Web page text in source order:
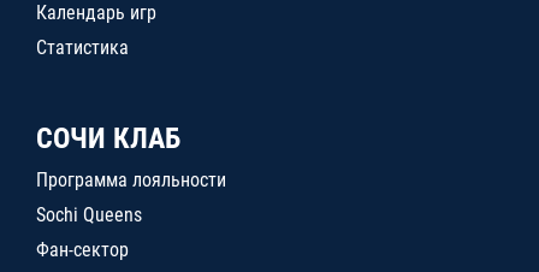
Календарь игр
Статистика
СОЧИ КЛАБ
Программа лояльности
Sochi Queens
Фан-сектор